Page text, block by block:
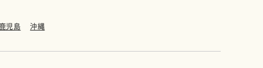
児島 沖縄